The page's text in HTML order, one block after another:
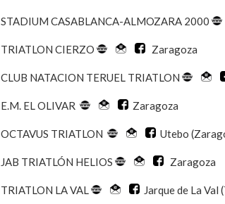
STADIUM CASABLANCA-ALMOZARA 2000
TRIATLON CIERZO Zaragoza
CLUB NATACION TERUEL TRIATLON
E.M. EL OLIVAR Zaragoza
OCTAVUS TRIATLON Utebo
JAB TRIATLÓN HELIOS Zaragoza
TRIATLON LA VAL Jarque de La Val